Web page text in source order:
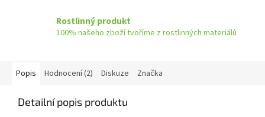
Rostlinný produkt
100% našeho zboží tvoříme z rostlinných materiálů
Popis Hodnocení (2) Diskuze Značka
Detailní popis produktu